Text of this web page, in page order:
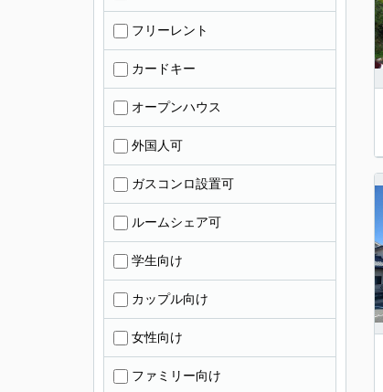
フリーレント
カードキー
オープンハウス
外国人可
ガスコンロ設置可
ルームシェア可
学生向け
カップル向け
女性向け
ファミリー向け